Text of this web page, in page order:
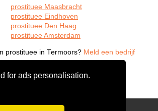
for ads personalisation.
prostituee Maasbracht
prostituee Eindhoven
prostituee Den Haag
prostituee Amsterdam
prostituee in Termoors? Meld een bedrijf